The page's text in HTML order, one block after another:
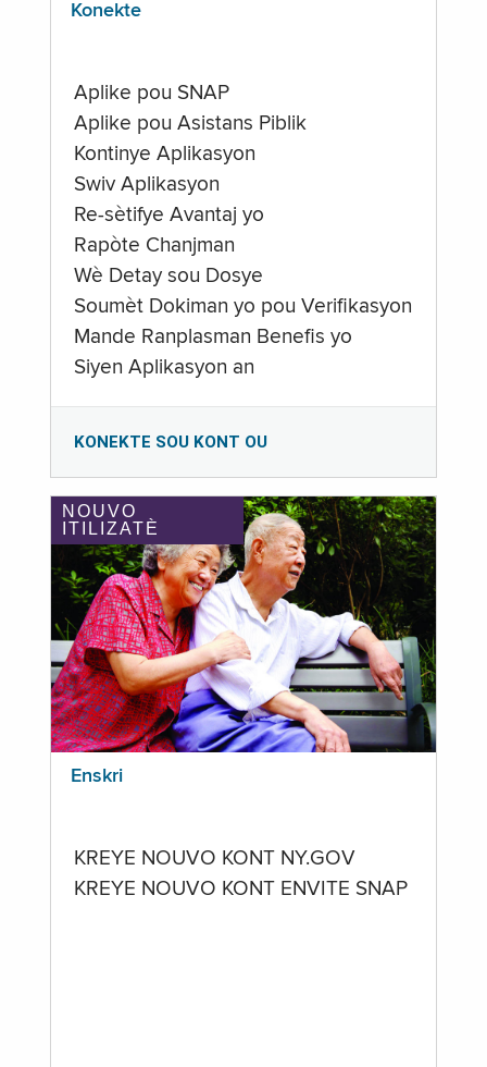
Konekte
Aplike pou SNAP
Aplike pou Asistans Piblik
Kontinye Aplikasyon
Swiv Aplikasyon
Re-sètifye Avantaj yo
Rapòte Chanjman
Wè Detay sou Dosye
Soumèt Dokiman yo pou Verifikasyon
Mande Ranplasman Benefis yo
Siyen Aplikasyon an
KONEKTE SOU KONT OU
NOUVO
ITILIZATÈ
Enskri
KREYE NOUVO KONT NY.GOV
KREYE NOUVO KONT ENVITE SNAP